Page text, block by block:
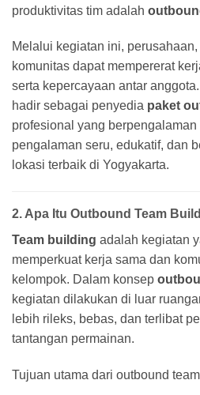
produktivitas tim adalah
Melalui kegiatan ini,
komunitas dapat mempererat
serta kepercayaan antar anggota.
hadir sebagai penyedia paket
profesional yang berpengalaman
pengalaman seru, edukatif, dan
lokasi terbaik di Yogyakarta.
2. Apa Itu Outbound Team
Team building adalah kegiatan
memperkuat kerja sama dan
kelompok. Dalam konsep
kegiatan dilakukan di luar
lebih rileks, bebas, dan terlibat
tantangan permainan.
Tujuan utama dari outbound